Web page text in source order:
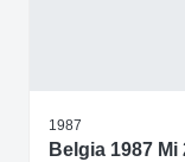
1987
Belgia 1987